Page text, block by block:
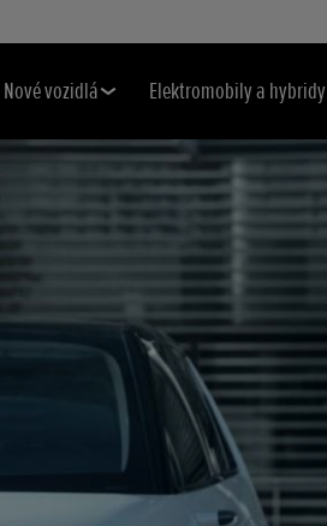
Nové vozidlá Elektromobily a hybridy